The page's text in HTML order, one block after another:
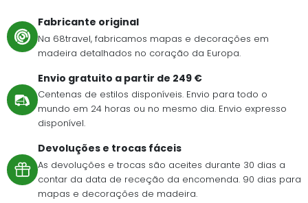
Fabricante original
Na 68travel, fabricamos mapas e decorações em
madeira detalhados no coração da Europa.
Envio gratuito a partir de 249 €
Centenas de estilos disponíveis. Envio para todo o
mundo em 24 horas ou no mesmo dia. Envio expresso
disponível.
Devoluções e trocas fáceis
As devoluções e trocas são aceites durante 30 dias a
contar da data de receção da encomenda. 90 dias para
mapas e decorações de madeira.